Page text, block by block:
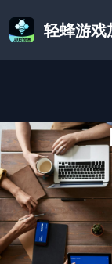
轻蜂游戏
首页